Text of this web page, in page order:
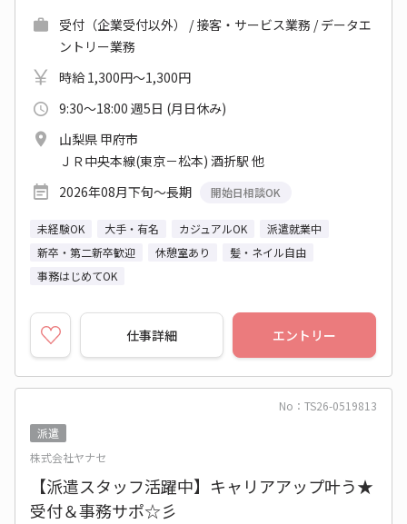
受付（企業受付以外） / 接客・サービス業務 / データエ
ントリー業務
時給 1,300円～1,300円
9:30～18:00 週5日 (月日休み)
山梨県 甲府市
ＪＲ中央本線(東京－松本) 酒折駅 他
2026年08月下旬～長期
開始日相談OK
未経験OK 大手・有名 カジュアルOK
派遣就業中
新卒・第二新卒歓迎
休憩室あり
髪・ネイル自由
事務はじめてOK
仕事詳細 エントリー
No：TS26-0519813
派遣
株式会社ヤナセ
【派遣スタッフ活躍中】キャリアアップ叶う★
受付＆事務サポ☆彡